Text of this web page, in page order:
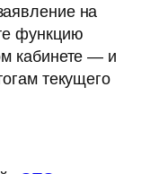
на
функцию
кабинете — и
текущего